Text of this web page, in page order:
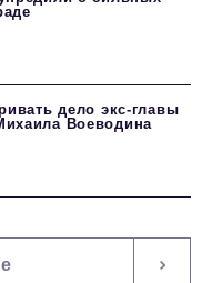
дело экс-главы
Воеводина